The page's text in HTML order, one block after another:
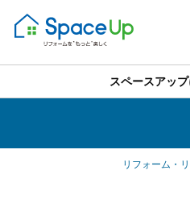
スペースアッ
リフォーム・